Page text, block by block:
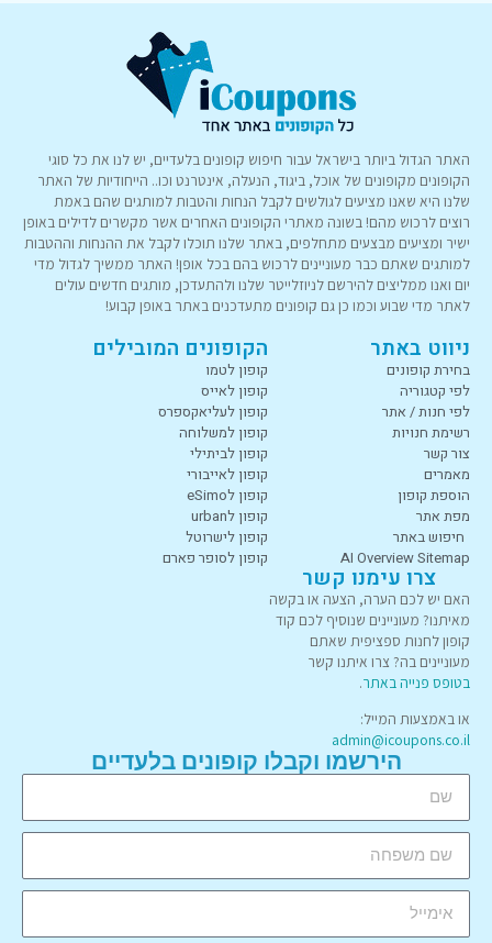
האתר הגדול ביותר בישראל עבור חיפוש קופונים בלעדיים, יש לנו את כל סוגי
הקופונים מקופונים של אוכל, ביגוד, הנעלה, אינטרנט וכו.. הייחודיות של האתר
שלנו היא שאנו מציעים לגולשים לקבל הנחות והטבות למותגים שהם באמת
רוצים לרכוש מהם! בשונה מאתרי הקופונים האחרים אשר מקשרים לדילים באופן
ישיר ומציעים מבצעים מתחלפים, באתר שלנו תוכלו לקבל את ההנחות וההטבות
למותגים שאתם כבר מעוניינים לרכוש בהם בכל אופן! האתר ממשיך לגדול מדי
יום ואנו ממליצים להירשם לניוזלייטר שלנו ולהתעדכן, מותגים חדשים עולים
לאתר מדי שבוע וכמו כן גם קופונים מתעדכנים באתר באופן קבוע!
ניווט באתר
בחירת קופונים
לפי קטגוריה
לפי חנות / אתר
רשימת חנויות
צור קשר
מאמרים
הוספת קופון
מפת אתר
חיפוש באתר
AI Overview Sitemap
הקופונים המובילים
קופון לטמו
קופון לאייס
קופון לעליאקספרס
קופון למשלוחה
קופון לביתילי
קופון לאייבורי
קופון לeSimo
קופון לurban
קופון לישרוטל
קופון לסופר פארם
צרו עימנו קשר
האם יש לכם הערה, הצעה או בקשה
מאיתנו? מעוניינים שנוסיף לכם קוד
קופון לחנות ספציפית שאתם
מעוניינים בה? צרו איתנו קשר
בטופס פנייה באתר.
או באמצעות המייל:
admin@icoupons.co.il
הירשמו וקבלו קופונים בלעדיים